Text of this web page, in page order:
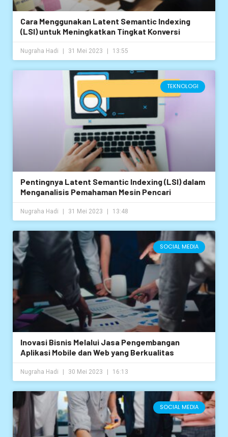
Cara Menggunakan Latent Semantic Indexing
(LSI) untuk Meningkatkan Tingkat Konversi
Nugraha Hadi 31 Mei 2023 13:55
TEKNOLOGI
Pentingnya Latent Semantic Indexing (LSI) dalam
Menganalisis Pemahaman Mesin Pencari
Nugraha Hadi 31 Mei 2023 13:48
SOCIAL MEDIA
Inovasi Bisnis Melalui Jasa Pengembangan
Aplikasi Mobile dan Web yang Berkualitas
Nugraha Hadi 30 Mei 2023 16:13
SOCIAL MEDIA